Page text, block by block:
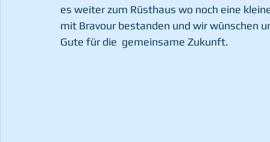
es weiter zum Rüsthaus wo noch eine
mit Bravour bestanden und wir wünschen
Gute für die  gemeinsame Zukunft.